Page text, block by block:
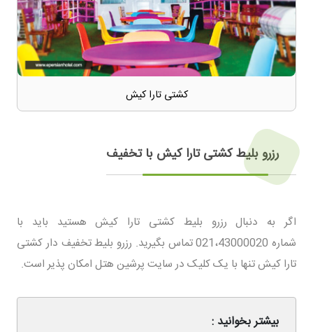
کشتی تارا کیش
رزرو بلیط کشتی تارا کیش با تخفیف
اگر به دنبال رزرو بلیط کشتی تارا کیش هستید باید با
شماره 021،43000020 تماس بگیرید. رزرو بلیط تخفیف دار کشتی
تارا کیش تنها با یک کلیک در سایت پرشین هتل امکان پذیر است.
بیشتر بخوانید :